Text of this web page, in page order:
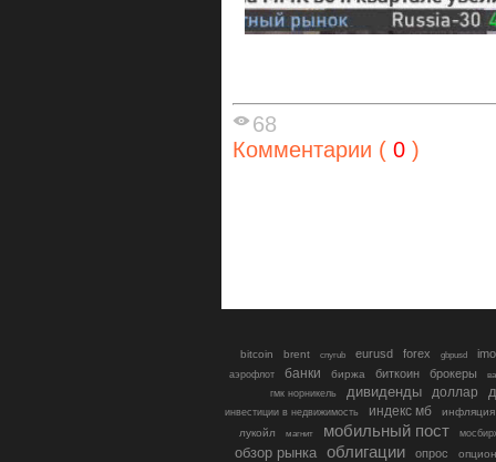
68
Комментарии ( 0 )
bitcoin brent cnyrub eurusd forex gbpusd
аэрофлот банки биржа биткоин брокеры
гмк норникель
дивиденды доллар
инвестиции в недвижимость индекс мб
инфляция
лукойл
магнит мобильный пост
обзор рынка облигации опрос